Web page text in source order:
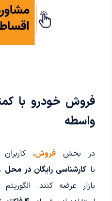
فروش خودرو با
واسطه
در بخش فروش،
با کارشناسی رایگان در محل
بازار عرضه کنند.